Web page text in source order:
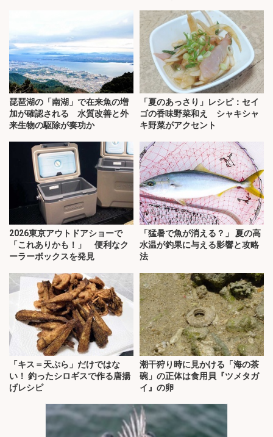
琵琶湖の「南湖」で在来魚の増
加が確認される 水質改善と外
来生物の駆除が奏功か
「夏のあっさり」レシピ：セイ
ゴの香味野菜和え シャキシャ
キ野菜がアクセント
2026東京アウトドアショーで
「これありかも！」 便利なク
ーラーボックスを発見
「猛暑で魚が消える？」 夏の高
水温が釣果に与える影響と攻略
法
「キス＝天ぷら」だけではな
い！ 釣ったシロギスで作る唐揚
げレシピ
潮干狩り時に見かける「海の茶
碗」の正体は食用貝『ツメタガ
イ』の卵